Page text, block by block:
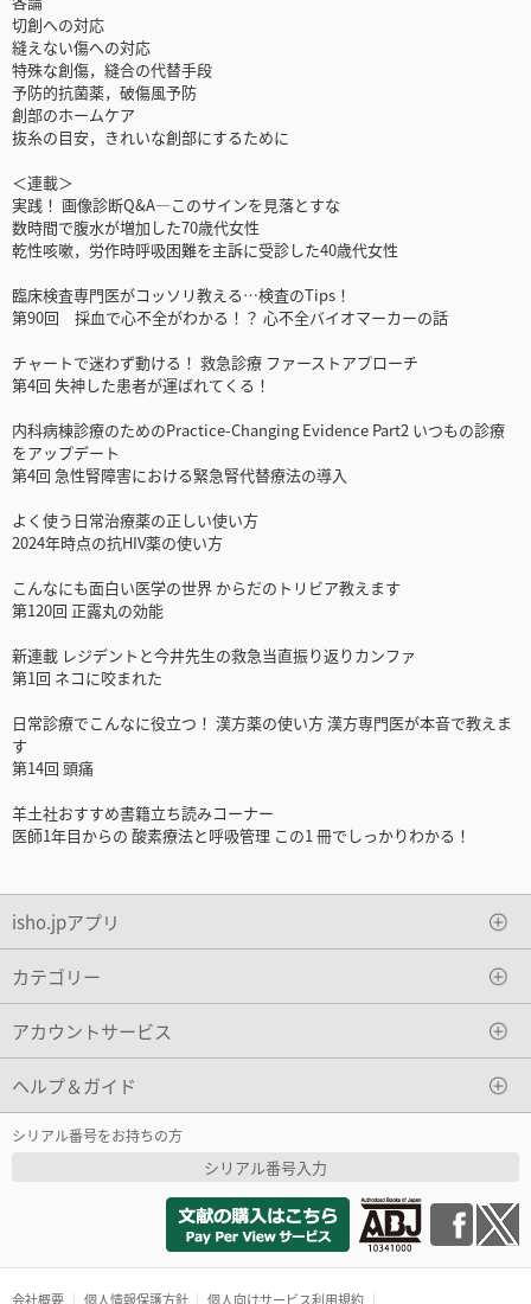
切創への対応
縫えない傷への対応
特殊な創傷，縫合の代替手段
予防的抗菌薬，破傷風予防
創部のホームケア
抜糸の目安，きれいな創部にするために
＜連載＞
実践！ 画像診断Q&A―このサインを見落とすな
数時間で腹水が増加した70歳代女性
乾性咳嗽，労作時呼吸困難を主訴に受診した40歳代女性
臨床検査専門医がコッソリ教える…検査のTips！
第90回 採血で心不全がわかる！？ 心不全バイオマーカーの話
チャートで迷わず動ける！ 救急診療 ファーストアプローチ
第4回 失神した患者が運ばれてくる！
内科病棟診療のためのPractice-Changing Evidence Part2 いつもの診療
をアップデート
第4回 急性腎障害における緊急腎代替療法の導入
よく使う日常治療薬の正しい使い方
2024年時点の抗HIV薬の使い方
こんなにも面白い医学の世界 からだのトリビア教えます
第120回 正露丸の効能
新連載 レジデントと今井先生の救急当直振り返りカンファ
第1回 ネコに咬まれた
日常診療でこんなに役立つ！ 漢方薬の使い方 漢方専門医が本音で教えま
す
第14回 頭痛
羊土社おすすめ書籍立ち読みコーナー
医師1年目からの 酸素療法と呼吸管理 この1 冊でしっかりわかる！
isho.jpアプリ
カテゴリー
アカウントサービス
ヘルプ＆ガイド
シリアル番号をお持ちの方
シリアル番号入力
会社概要 個人情報保護方針 個人向けサービス利用規約